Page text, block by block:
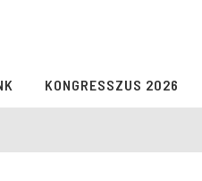
KONGRESSZUS 2026